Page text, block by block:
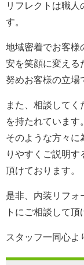
リフレクト は職人
す。
地域密着でお客様
安を笑顔に変える
努めお客様の立場
また、相談して
を持たれています。
そのような方々に
りやすくご説明
頂けております。
是非、内装リフォ
ト にご相談して頂
スタッフ一同心よ